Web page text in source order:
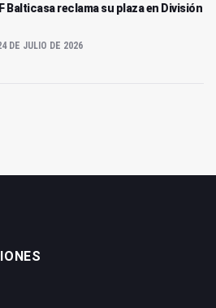
Balticasa reclama su plaza en División
DE JULIO DE 2026